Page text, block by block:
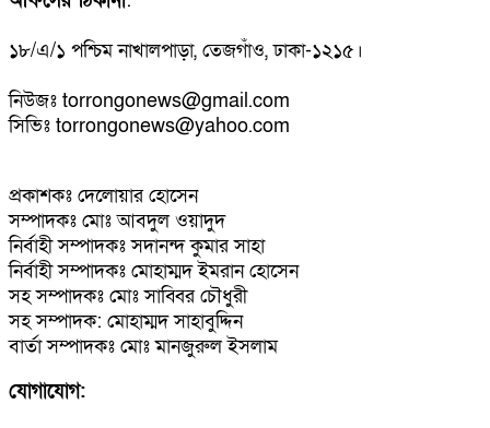
১৮/এ/১ পশ্চিম নাখালপাড়া, তেজগাঁও, ঢাকা-১২১৫।
নিউজঃ torrongonews@gmail.com
সিভিঃ torrongonews@yahoo.com
প্রকাশকঃ দেলোয়ার হোসেন
সম্পাদকঃ মোঃ আবদুল ওয়াদুদ
নির্বাহী সম্পাদকঃ সদানন্দ কুমার সাহা
নির্বাহী সম্পাদকঃ মোহাম্মদ ইমরান হোসেন
সহ সম্পাদকঃ মোঃ সাব্বির চৌধুরী
সহ সম্পাদক: মোহাম্মদ সাহাবুদ্দিন
বার্তা সম্পাদকঃ মোঃ মানজুরুল ইসলাম
যোগাযোগ: